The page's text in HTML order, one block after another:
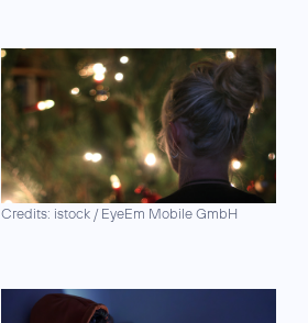
Credits: istock / EyeEm Mobile GmbH